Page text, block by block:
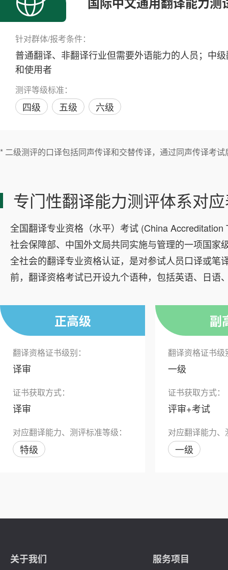
针对群体/报考条件：
普通翻译、非翻译行业但需要外语能力的人员；中
和使用者
测评等级标准：
四级 五级 六级
* 二级测评的口译包括同声传译和交替传译，通过同声传译考
专门性翻译能力测评体系对
全国翻译专业资格（水平）考试 (China
社会保障部、中国外文局共同实施与管理的一项国
全社会的翻译专业资格认证，是对参试人员口译或
前，翻译资格考试已开设九个语种，包括英语、日
正高级
翻译资格证书级别：
译审
证书获取方式：
译审
对应翻译能力、测评标准等级：
特级
副
翻译资格证书级
一级
证书获取方式：
评审+考试
对应翻译能力
一级
关于我们 服务项目